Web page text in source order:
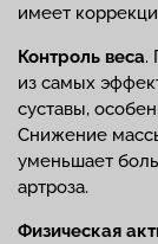
имеет
Контроль веса.
из самых
суставы,
Снижение
уменьшает
артроза.
Физическая